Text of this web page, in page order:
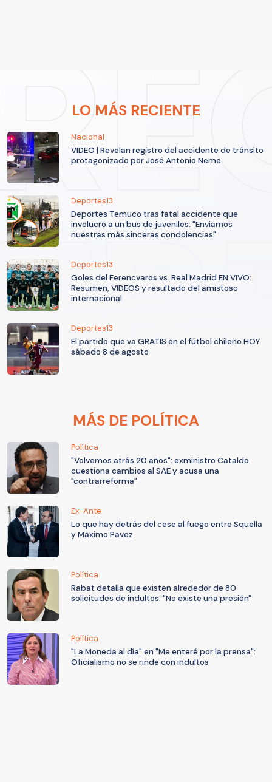
LO MÁS RECIENTE
Nacional
VIDEO | Revelan registro del accidente de tránsito
protagonizado por José Antonio Neme
Deportes13
Deportes Temuco tras fatal accidente que
involucró a un bus de juveniles: "Enviamos
nuestras más sinceras condolencias"
Deportes13
Goles del Ferencvaros vs. Real Madrid EN VIVO:
Resumen, VIDEOS y resultado del amistoso
internacional
Deportes13
El partido que va GRATIS en el fútbol chileno HOY
sábado 8 de agosto
MÁS DE POLÍTICA
Política
"Volvemos atrás 20 años": exministro Cataldo
cuestiona cambios al SAE y acusa una
"contrarreforma"
Ex-Ante
Lo que hay detrás del cese al fuego entre Squella
y Máximo Pavez
Política
Rabat detalla que existen alrededor de 80
solicitudes de indultos: "No existe una presión"
Política
"La Moneda al día" en "Me enteré por la prensa":
Oficialismo no se rinde con indultos